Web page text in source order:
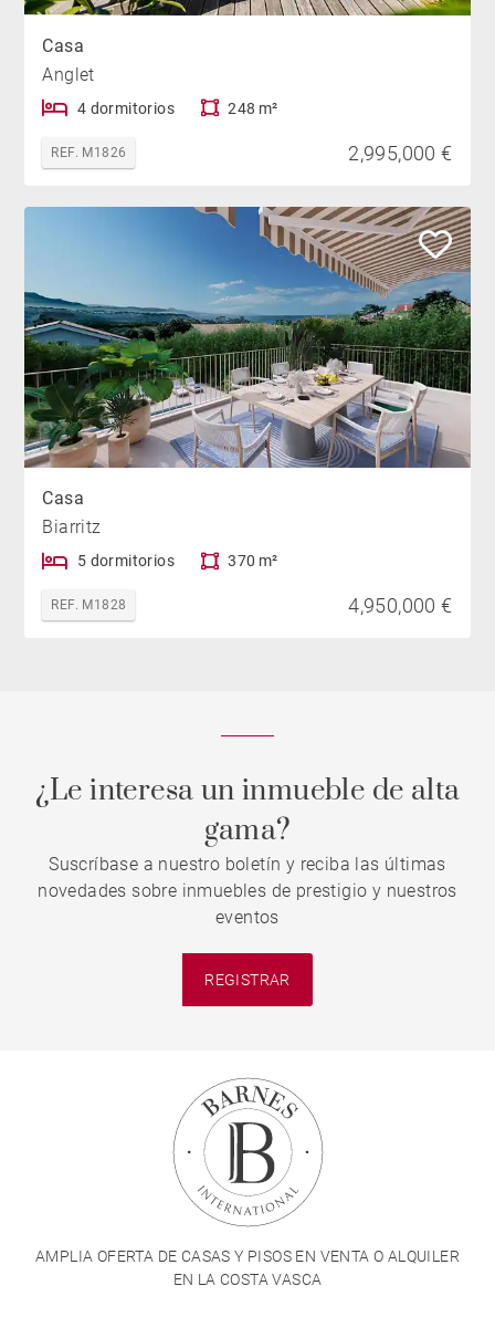
Casa
Anglet
4 dormitorios 248 m²
REF. M1826 2,995,000 €
Casa
Biarritz
5 dormitorios 370 m²
REF. M1828 4,950,000 €
¿Le interesa un inmueble de alta
gama?
Suscríbase a nuestro boletín y reciba las últimas
novedades sobre inmuebles de prestigio y nuestros
eventos
REGISTRAR
AMPLIA OFERTA DE CASAS Y PISOS EN VENTA O ALQUILER
EN LA COSTA VASCA